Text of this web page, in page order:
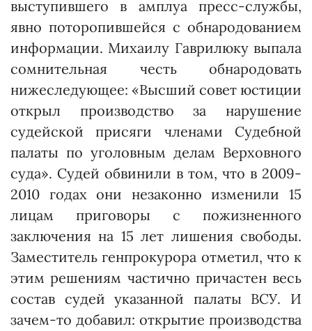
выступившего в амплуа пресс-службы,
явно поторопившейся с обнародованием
информации. Михаилу Гаврилюку выпала
сомнительная честь обнародовать
нижеследующее: «Высший совет юстиции
открыл производство за нарушение
судейской присяги членами Судебной
палаты по уголовным делам Верховного
суда». Судей обвинили в том, что в 2009-
2010 годах они незаконно изменили 15
лицам приговоры с пожизненного
заключения на 15 лет лишения свободы.
Заместитель генпрокурора отметил, что к
этим решениям частично причастен весь
состав судей указанной палаты ВСУ. И
зачем-то добавил: открытие производства